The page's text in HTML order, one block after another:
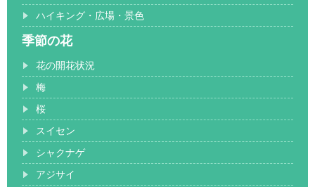
ハイキング・広場・景色
季節の花
花の開花状況
梅
桜
スイセン
シャクナゲ
アジサイ